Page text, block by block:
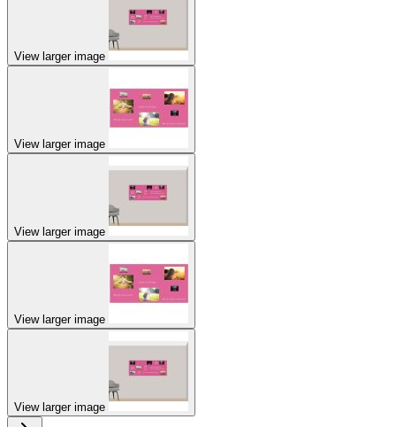
View larger image
View larger image
View larger image
View larger image
View larger image